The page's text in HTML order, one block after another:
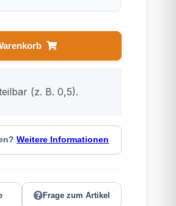
(z. B. 0,5).
Weitere Informationen
Frage zum Artikel